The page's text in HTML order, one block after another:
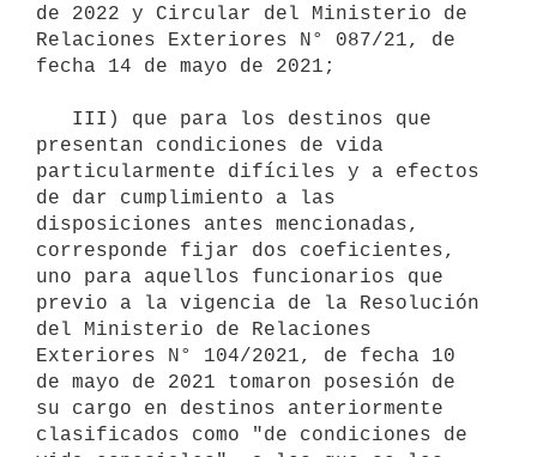
de 2022 y Circular del Ministerio de
Relaciones Exteriores N° 087/21, de
fecha 14 de mayo de 2021;
presentan condiciones de vida
particularmente difíciles y a efectos
de dar cumplimiento a las
disposiciones antes mencionadas,
corresponde fijar dos coeficientes,
uno para aquellos funcionarios que
previo a la vigencia de la Resolución
del Ministerio de Relaciones
Exteriores N° 104/2021, de fecha 10
de mayo de 2021 tomaron posesión de
su cargo en destinos anteriormente
clasificados como "de condiciones de